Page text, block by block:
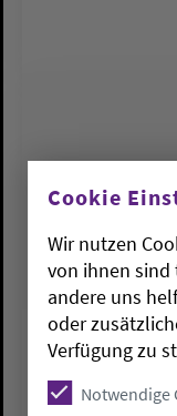
Cookie
Wir nutzen
von ihnen
andere uns
oder
Verfügung zu
Notwendige